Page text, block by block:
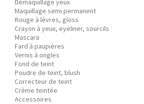
Démaquillage yeux
Maquillage semi permanent
Rouge à lèvres, gloss
Crayon à yeux, eyeliner, sourcils
Mascara
Fard à paupières
Vernis à ongles
Fond de teint
Poudre de teint, blush
Correcteur de teint
Crème teintée
Accessoires